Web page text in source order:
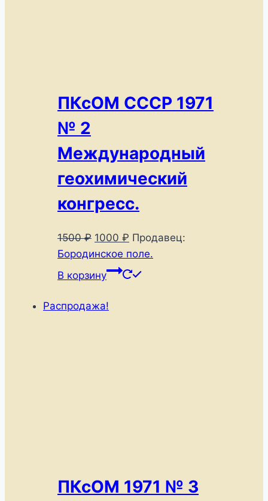
ПКсОМ СССР 1971
№ 2
Международный
геохимический
конгресс.
1500₽ Первоначальная
цена
составляла
1000 ₽ Текущая
цена:
1000 ₽.
Продавец:
Бородинское поле.
В корзину
Распродажа!
ПКсОМ 1971 № 3